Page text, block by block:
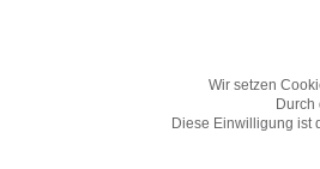
Wir setzen
Diese Einwilligung ist